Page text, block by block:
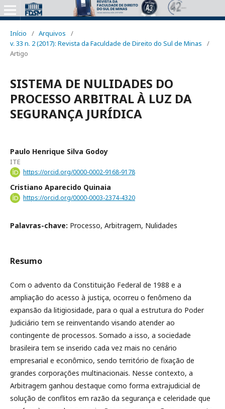
Início / Arquivos
/
v. 33 n. 2 (2017): Revista da Faculdade de Direito do Sul de Minas
/
Artigo
SISTEMA DE NULIDADES DO
PROCESSO ARBITRAL À LUZ DA
SEGURANÇA JURÍDICA
Paulo Henrique Silva Godoy
ITE
https://orcid.org/0000-0002-9168-9178
Cristiano Aparecido Quinaia
https://orcid.org/0000-0003-2374-4320
Palavras-chave: Processo, Arbitragem, Nulidades
Resumo
Com o advento da Constituição Federal de 1988 e a
ampliação do acesso à justiça, ocorreu o fenômeno da
expansão da litigiosidade, para o qual a estrutura do Poder
Judiciário tem se reinventando visando atender ao
contingente de processos. Somado a isso, a sociedade
brasileira tem se inserido cada vez mais no cenário
empresarial e econômico, sendo território de fixação de
grandes corporações multinacionais. Nesse contexto, a
Arbitragem ganhou destaque como forma extrajudicial de
solução de conflitos em razão da segurança e celeridade que